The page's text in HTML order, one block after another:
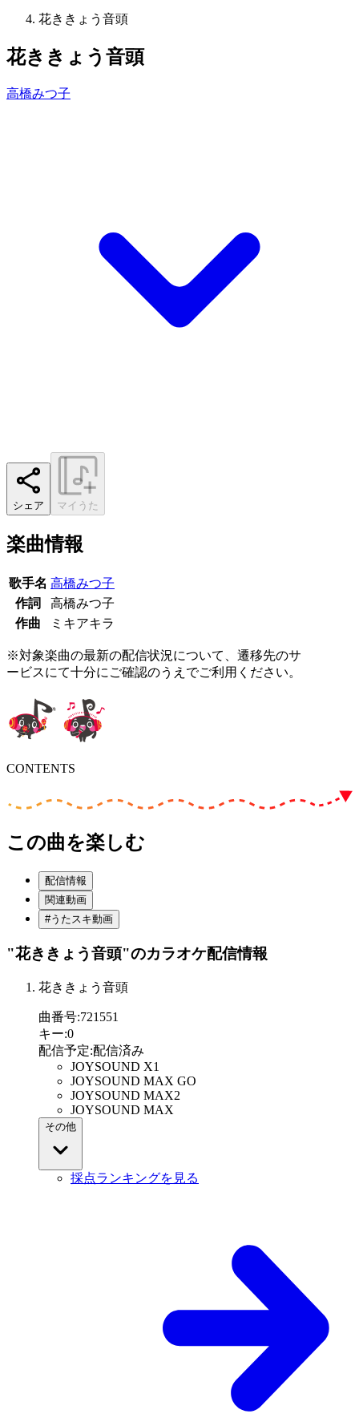
花ききょう音頭
花ききょう音頭
高橋みつ子
シェア マイうた
楽曲情報
歌手名 高橋みつ子
作詞
高橋みつ子
作曲
ミキアキラ
※対象楽曲の最新の配信状況について、遷移先のサ
ービスにて十分にご確認のうえでご利用ください。
CONTENTS
この曲を楽しむ
配信情報
関連動画
#うたスキ動画
"花ききょう音頭"のカラオケ配信情報
花ききょう音頭
曲番号:721551
キー:0
配信予定:配信済み
JOYSOUND X1
JOYSOUND MAX GO
JOYSOUND MAX2
JOYSOUND MAX
その他
採点ランキングを見る